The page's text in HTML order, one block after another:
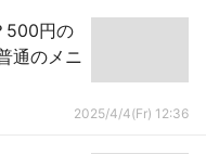
500円の
通のメニ
2025/4/4(Fr) 12:36